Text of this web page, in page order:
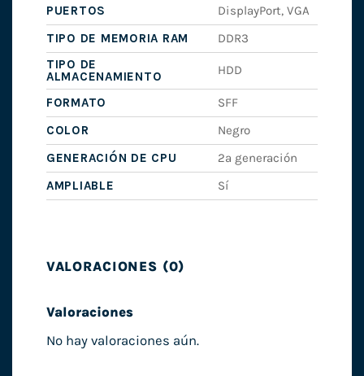
PUERTOS
DisplayPort, VGA
TIPO DE MEMORIA RAM
DDR3
TIPO DE
ALMACENAMIENTO
HDD
FORMATO
SFF
COLOR
Negro
GENERACIÓN DE CPU
2ª generación
AMPLIABLE
Sí
VALORACIONES (0)
Valoraciones
No hay valoraciones aún.